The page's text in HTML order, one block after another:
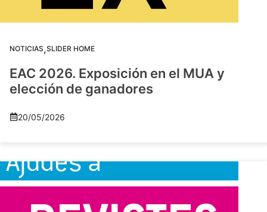
NOTICIAS,SLIDER HOME
EAC 2026. Exposición en el MUA y
elección de ganadores
20/05/2026